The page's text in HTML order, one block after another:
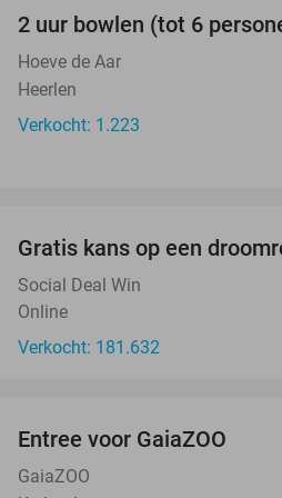
2 uur bowlen (tot 6
Hoeve de Aar
Heerlen
Verkocht: 1.223
Gratis kans op een
Social Deal Win
Online
Verkocht: 181.632
Entree voor GaiaZOO
GaiaZOO